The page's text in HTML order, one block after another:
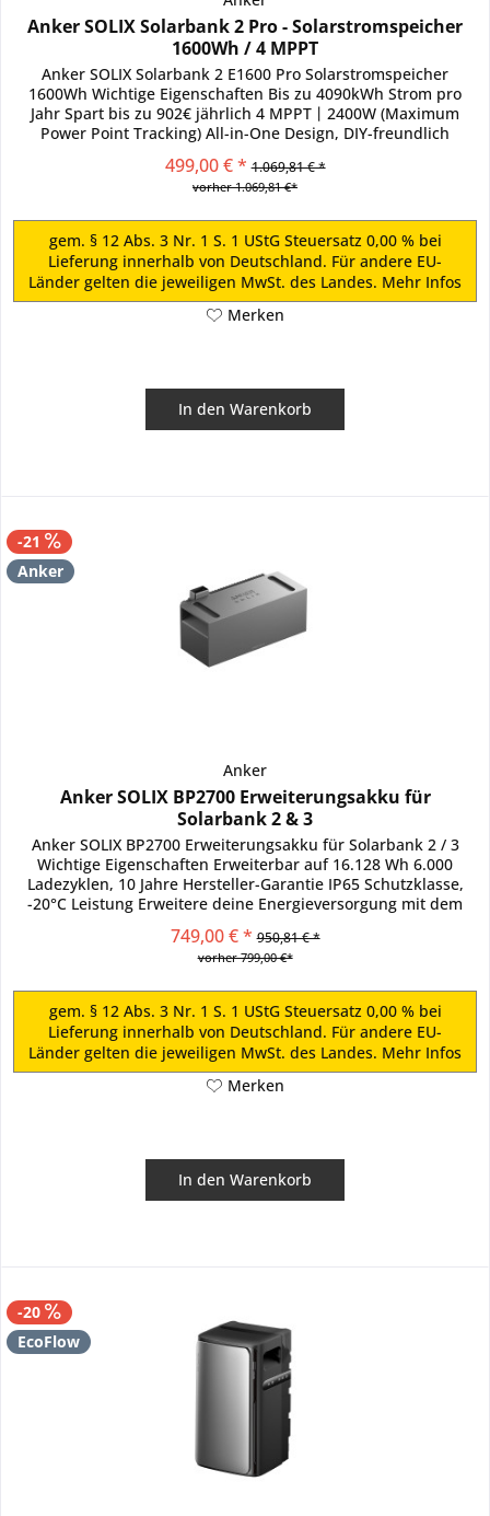
Anker SOLIX Solarbank 2 Pro - Solarstromspeicher
1600Wh / 4 MPPT
Anker SOLIX Solarbank 2 E1600 Pro Solarstromspeicher
1600Wh Wichtige Eigenschaften Bis zu 4090kWh Strom pro
Jahr Spart bis zu 902€ jährlich 4 MPPT丨2400W (Maximum
Power Point Tracking) All-in-One Design, DIY-freundlich
499,00 € * 1.069,81 € *
vorher 1.069,81 €*
gem. § 12 Abs. 3 Nr. 1 S. 1 UStG Steuersatz 0,00 % bei
Lieferung innerhalb von Deutschland. Für andere EU-
Länder gelten die jeweiligen MwSt. des Landes. Mehr Infos
Merken
In den Warenkorb
-21
Anker
Anker
Anker SOLIX BP2700 Erweiterungsakku für
Solarbank 2 & 3
Anker SOLIX BP2700 Erweiterungsakku für Solarbank 2 / 3
Wichtige Eigenschaften Erweiterbar auf 16.128 Wh 6.000
Ladezyklen, 10 Jahre Hersteller-Garantie IP65 Schutzklasse,
-20°C Leistung Erweitere deine Energieversorgung mit dem
749,00 € * 950,81 € *
vorher 799,00 €*
gem. § 12 Abs. 3 Nr. 1 S. 1 UStG Steuersatz 0,00 % bei
Lieferung innerhalb von Deutschland. Für andere EU-
Länder gelten die jeweiligen MwSt. des Landes. Mehr Infos
Merken
In den Warenkorb
-20
EcoFlow